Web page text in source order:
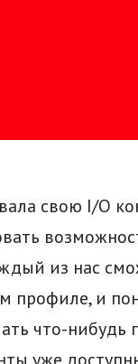
свою I/O
из нас
профиле, и
что-нибудь